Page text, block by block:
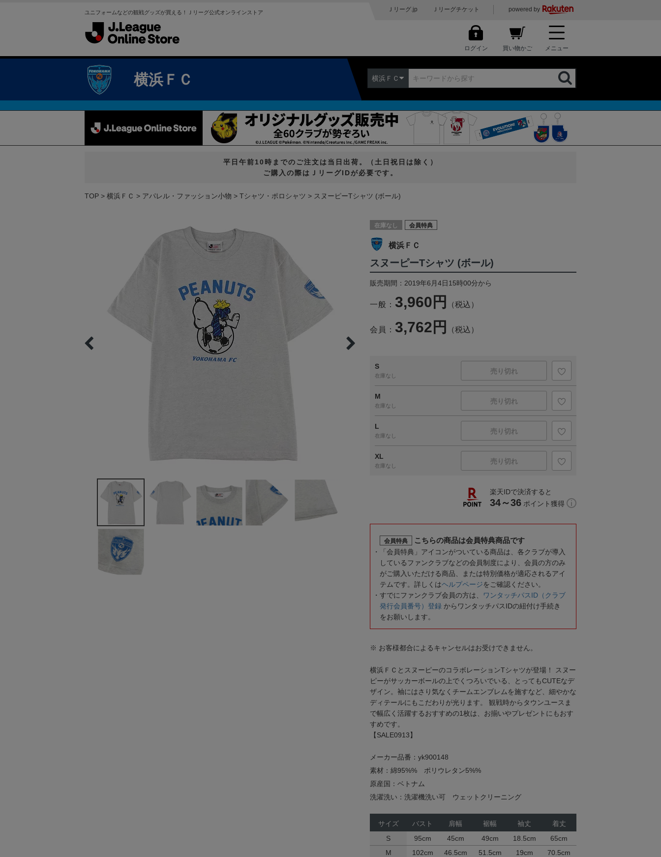
ユニフォームなどの観戦グッズが買える！Ｊリーグ公式オンラインストア Ｊリーグ.jp Ｊリーグチケット powered by
ログイン 買い物かご メニュー
横浜ＦＣ 横浜ＦＣ
平日午前10時までのご注文は当日出荷。（土日祝日は除く）
ご購入の際はＪリーグIDが必要です。
TOP 横浜ＦＣ アパレル・ファッション小物 Tシャツ・ポロシャツ スヌーピーTシャツ (ボール)
在庫なし 会員特典
横浜ＦＣ
スヌーピーTシャツ (ボール)
販売期間：2019年6月4日15時00分から
一般： 3,960円 （税込）
会員： 3,762円 （税込）
S
在庫なし
売り切れ
M
在庫なし
売り切れ
L
在庫なし
売り切れ
XL
在庫なし
売り切れ
楽天IDで決済すると
34～36 ポイント獲得
会員特典 こちらの商品は会員特典商品です
「会員特典」アイコンがついている商品は、各クラブが導入
しているファンクラブなどの会員制度により、会員の方のみ
がご購入いただける商品、または特別価格が適応されるアイ
テムです。詳しくはヘルプページをご確認ください。
すでにファンクラブ会員の方は、
ワンタッチパスID（クラブ
発行会員番号）登録 からワンタッチパスIDの紐付け手続き
をお願いします。
※ お客様都合によるキャンセルはお受けできません。
横浜ＦＣとスヌーピーのコラボレーションTシャツが登場！ スヌー
ピーがサッカーボールの上でくつろいでいる、とってもCUTEなデ
ザイン。袖にはさり気なくチームエンブレムを施すなど、細やかな
ディテールにもこだわりが光ります。 観戦時からタウンユースま
で幅広く活躍するおすすめの1枚は、お揃いやプレゼントにもおす
すめです。
【SALE0913】
メーカー品番：yk900148
素材：綿95%% ポリウレタン5%%
原産国：ベトナム
洗濯洗い：洗濯機洗い可 ウェットクリーニング
サイズ バスト 肩幅 裾幅 袖丈
着丈
S
95cm 45cm 49cm 18.5cm
65cm
M
102cm 46.5cm 51.5cm 19cm
70.5cm